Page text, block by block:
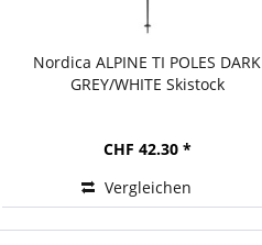
Nordica ALPINE TI POLES DARK
GREY/WHITE Skistock
CHF 42.30 *
Vergleichen